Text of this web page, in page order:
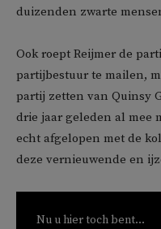
duizenden zwarte
Ook roept Reijmer de
partijbestuur te mailen,
partij zetten van Quinsy
drie jaar geleden al mee
echt afgelopen met de
deze vernieuwende en
Nu u hier toch bent...